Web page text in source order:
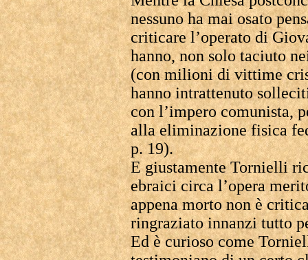
nessuno ha mai osato
criticare l’operato di
hanno, non solo taciuto
(con milioni di vittime
hanno intrattenuto
con l’impero comunista,
alla eliminazione fisica
p. 19).
E giustamente Tornielli
ebraici circa l’opera
appena morto non è
ringraziato innanzi tutto
Ed è curioso come